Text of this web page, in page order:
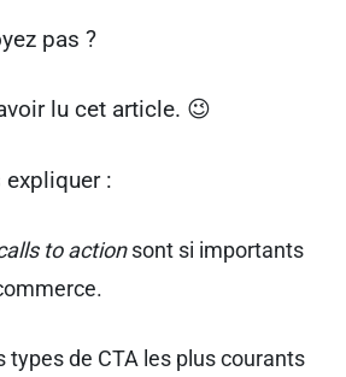
pas ?
lu cet article. 😉
:
to actionsont si importants
types de CTA les plus courants